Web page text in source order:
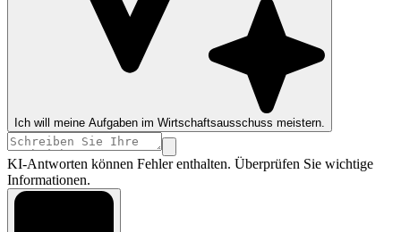
Ich will meine Aufgaben im Wirtschaftsausschuss meistern.
KI-Antworten können Fehler enthalten. Überprüfen Sie wichtige
Informationen.